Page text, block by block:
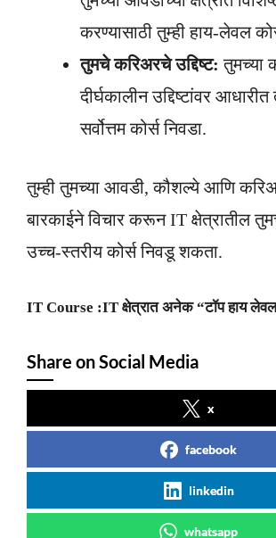
करण्यासाठी तुम्ही हाय-लेवल
तुमचे करिअरचे उद्दिष्ट: तुमच्या
दीर्घकालीन उद्दिष्टांवर आधारीत
सर्वोत्तम कोर्स निवडा.
तुम्ही तुमच्या आवडी, कौशल्ये आणि
बारकाईने विचार करून IT क्षेत्रातील
उच्च-स्तरीय कोर्स निवडू शकता.
IT Course :IT क्षेत्रात अनेक “टॉप हाय
Share on Social Media
x
facebook
linkedin
whatsapp